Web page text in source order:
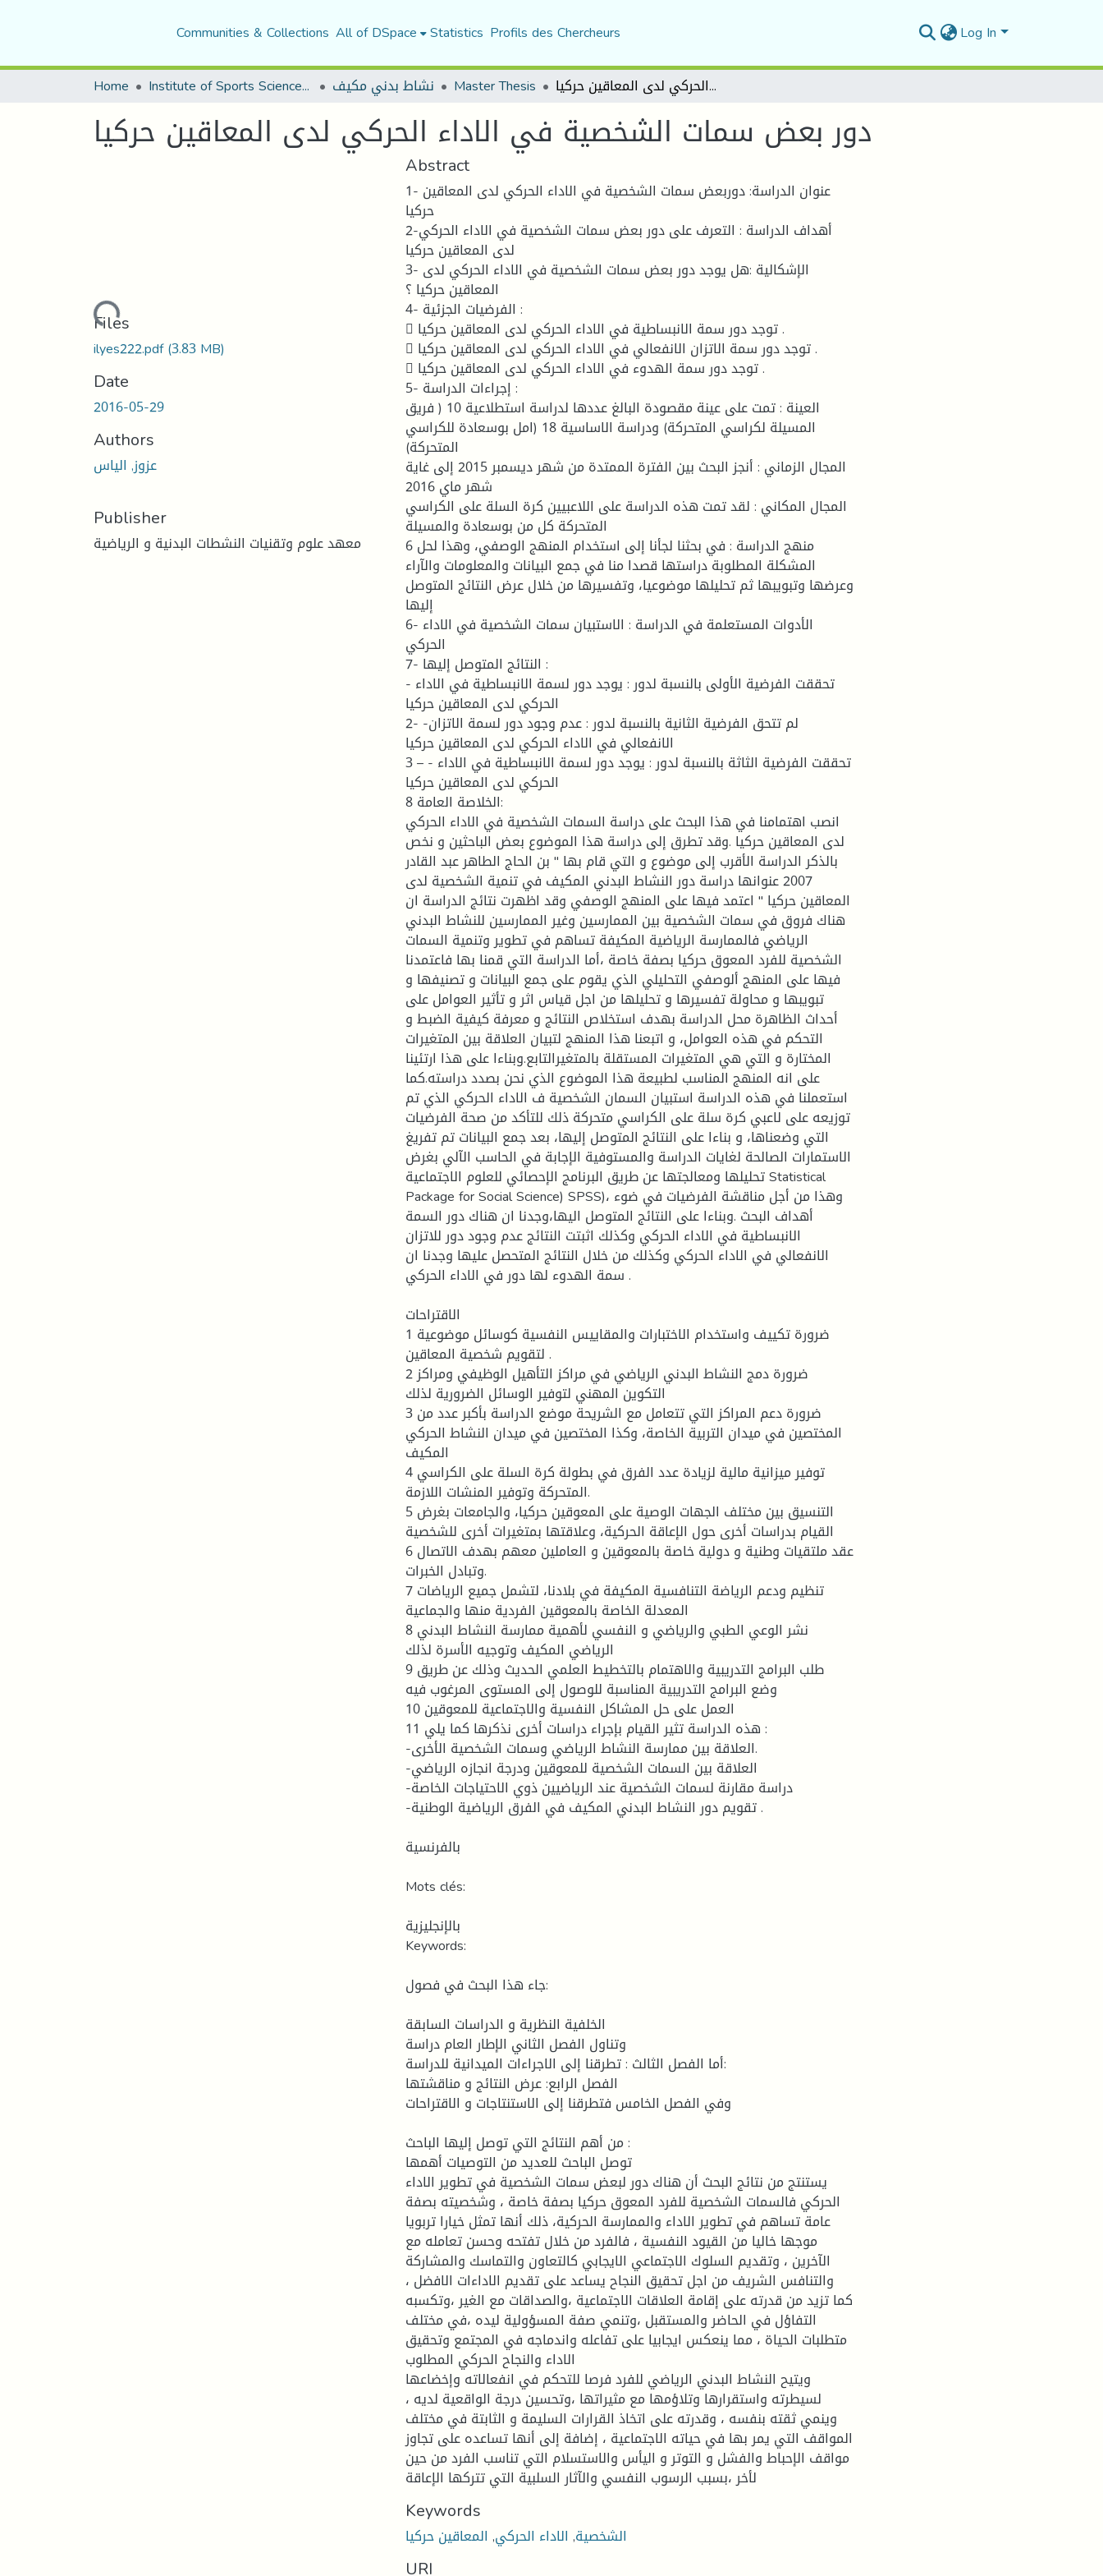
Communities & Collections All of DSpace Statistics Profils des Chercheurs Log In
Home Institute of Sports Sciences and Techniques نشاط بدني مكيف Master Thesis دور بعض سمات الشخصية في الاداء الحركي لدى المعاقين حركيا
دور بعض سمات الشخصية في الاداء الحركي لدى المعاقين حركيا
Loading...
Files
ilyes222.pdf(3.83 MB)
Date
2016-05-29
Authors
عزوز, الياس
Publisher
معهد علوم وتقنيات النشطات البدنية و الرياضية
Abstract
1- عنوان الدراسة: دوربعض سمات الشخصية في الاداء الحركي لدى المعاقين
حركيا
2-أهداف الدراسة : التعرف على دور بعض سمات الشخصية في الاداء الحركي
لدى المعاقين حركيا
3- الإشكالية :هل يوجد دور بعض سمات الشخصية في الاداء الحركي لدى
المعاقين حركيا ؟
4- الفرضيات الجزئية :
 توجد دور سمة الانبساطية في الاداء الحركي لدى المعاقين حركيا .
 توجد دور سمة الاتزان الانفعالي في الاداء الحركي لدى المعاقين حركيا .
 توجد دور سمة الهدوء في الاداء الحركي لدى المعاقين حركيا .
5- إجراءات الدراسة :
العينة : تمت على عينة مقصودة البالغ عددها لدراسة استطلاعية 10 ( فريق
المسيلة لكراسي المتحركة) ودراسة الاساسية 18 (امل بوسعادة للكراسي
المتحركة)
المجال الزماني : أنجز البحث بين الفترة الممتدة من شهر ديسمبر 2015 إلى غاية
شهر ماي 2016
المجال المكاني : لقد تمت هذه الدراسة على اللاعبيين كرة السلة على الكراسي
المتحركة كل من بوسعادة والمسيلة
6 منهج الدراسة : في بحثنا لجأنا إلى استخدام المنهج الوصفي، وهذا لحل
المشكلة المطلوبة دراستها قصدا منا في جمع البيانات والمعلومات والآراء
وعرضها وتبويبها ثم تحليلها موضوعيا، وتفسيرها من خلال عرض النتائج المتوصل
إليها
6- الأدوات المستعلمة في الدراسة : الاستبيان سمات الشخصية في الاداء
الحركي
7- النتائج المتوصل إليها :
- تحققت الفرضية الأولى بالنسبة لدور : يوجد دور لسمة الانبساطية في الاداء
الحركي لدى المعاقين حركيا
2- -لم تتحق الفرضية الثانية بالنسبة لدور : عدم وجود دور لسمة الاتزان
الانفعالي في الاداء الحركي لدى المعاقين حركيا
3 – - تحققت الفرضية الثاثة بالنسبة لدور : يوجد دور لسمة الانبساطية في الاداء
الحركي لدى المعاقين حركيا
8 الخلاصة العامة:
انصب اهتمامنا في هذا البحث على دراسة السمات الشخصية في الاداء الحركي
لدى المعاقين حركيا .وقد تطرق إلى دراسة هذا الموضوع بعض الباحثین و نخص
بالذكر الدراسة الأقرب إلى موضوع و التي قام بها " بن الحاج الطاهر عبد القادر
2007 عنوانها دراسة دور النشاط البدني المكيف في تنمية الشخصية لدى
المعاقين حركيا " اعتمد فيها على المنهج الوصفي وقد اظهرت نتائج الدراسة ان
هناك فروق في سمات الشخصية بين الممارسين وغير الممارسين للنشاط البدني
الرياضي فالممارسة الرياضية المكيفة تساهم في تطوير وتنمية السمات
الشخصية للفرد المعوق حركيا بصفة خاصة ،أما الدراسة التي قمنا بها فاعتمدنا
فيها على المنهج ألوصفي التحلیلي الذي یقوم على جمع البیانات و تصنیفها و
تبویبها و محاولة تفسیرها و تحلیلها من اجل قیاس اثر و تأثیر العوامل على
أحداث الظاهرة محل الدراسة بهدف استخلاص النتائج و معرفة كیفیة الضبط و
التحكم في هذه العوامل، و اتبعنا هذا المنهج لتبیان العلاقة بین المتغیرات
المختارة و التي هي المتغیرات المستقلة بالمتغیرالتابع.وبناءا على هذا ارتئینا
على انه المنهج المناسب لطبیعة هذا الموضوع الذي نحن بصدد دراسته.كما
استعملنا في هذه الدراسة استبيان السمان الشخصية ف الاداء الحركي الذي تم
توزیعه على لاعبي كرة سلة على الكراسي متحركة ذلك للتأكد من صحة الفرضیات
التي وضعناها، و بناءا على النتائج المتوصل إليها، بعد جمع البيانات تم تفريغ
الاستمارات الصالحة لغايات الدراسة والمستوفية الإجابة في الحاسب الآلي بغرض
تحليلها ومعالجتها عن طريق البرنامج الإحصائي للعلوم الاجتماعية Statistical
Package for Social Science) SPSS)، وهذا من أجل مناقشة الفرضيات في ضوء
أهداف البحث .وبناءا على النتائج المتوصل اليها،وجدنا ان هناك دور السمة
الانبساطية في الاداء الحركي وكذلك اثبتت النتائج عدم وجود دور للاتزان
الانفعالي في الاداء الحركي وكذلك من خلال النتائج المتحصل عليها وجدنا ان
سمة الهدوء لها دور في الاداء الحركي .
الاقتراحات
1 ضرورة تكييف واستخدام الاختبارات والمقاييس النفسية كوسائل موضوعية
لتقويم شخصية المعاقين .
2 ضرورة دمج النشاط البدني الرياضي في مراكز التأهيل الوظيفي ومراكز
التكوين المهني لتوفير الوسائل الضرورية لذلك
3 ضرورة دعم المراكز التي تتعامل مع الشريحة موضع الدراسة بأكبر عدد من
المختصين في ميدان التربية الخاصة، وكذا المختصين في ميدان النشاط الحركي
المكيف
4 توفير ميزانية مالية لزيادة عدد الفرق في بطولة كرة السلة على الكراسي
المتحركة وتوفير المنشات اللازمة.
5 التنسيق بين مختلف الجهات الوصية على المعوقين حركيا، والجامعات بغرض
القيام بدراسات أخرى حول الإعاقة الحركية، وعلاقتها بمتغيرات أخرى للشخصية
6 عقد ملتقيات وطنية و دولية خاصة بالمعوقين و العاملين معهم بهدف الاتصال
وتبادل الخبرات.
7 تنظيم ودعم الرياضة التنافسية المكيفة في بلادنا، لتشمل جميع الرياضات
المعدلة الخاصة بالمعوقين الفردية منها والجماعية
8 نشر الوعي الطبي والرياضي و النفسي لأهمية ممارسة النشاط البدني
الرياضي المكيف وتوجيه الأسرة لذلك
9 طلب البرامج التدريبية والاهتمام بالتخطيط العلمي الحديث وذلك عن طريق
وضع البرامج التدريبية المناسبة للوصول إلى المستوى المرغوب فيه
10 العمل على حل المشاكل النفسية والاجتماعية للمعوقين
11 هذه الدراسة تثير القيام بإجراء دراسات أخرى نذكرها كما يلي :
-العلاقة بين ممارسة النشاط الرياضي وسمات الشخصية الأخرى.
-العلاقة بين السمات الشخصية للمعوقين ودرجة انجازه الرياضي
-دراسة مقارنة لسمات الشخصية عند الرياضيين ذوي الاحتياجات الخاصة
-تقويم دور النشاط البدني المكيف في الفرق الرياضية الوطنية .
بالفرنسية
Mots clés:
بالإنجليزية
Keywords:
جاء هذا البحث في فصول:
الخلفية النظرية و الدراسات السابقة
وتناول الفصل الثاني الإطار العام دراسة
أما الفصل الثالث : تطرقنا إلى الاجراءات الميدانية للدراسة:
الفصل الرابع: عرض النتائج و مناقشتها
وفي الفصل الخامس فتطرقنا إلى الاستنتاجات و الاقتراحات
من أهم النتائج التي توصل إليها الباحث :
توصل الباحث للعديد من التوصيات أهمها
يستنتج من نتائج البحث أن هناك دور لبعض سمات الشخصية في تطوير الاداء
الحركي فالسمات الشخصية للفرد المعوق حركيا بصفة خاصة ، وشخصيته بصفة
عامة تساهم في تطوير الاداء والممارسة الحركية، ذلك أنها تمثل خيارا تربويا
موجها خاليا من القيود النفسية ، فالفرد من خلال تفتحه وحسن تعامله مع
الآخرين ، وتقديم السلوك الاجتماعي الايجابي كالتعاون والتماسك والمشاركة
والتنافس الشريف من اجل تحقيق النجاح يساعد على تقديم الاداءات الافضل ،
كما تزيد من قدرته على إقامة العلاقات الاجتماعية ،والصداقات مع الغير ،وتكسبه
التفاؤل في الحاضر والمستقبل ،وتنمي صفة المسؤولية ليده ،في مختلف
متطلبات الحياة ، مما ينعكس ايجابيا على تفاعله واندماجه في المجتمع وتحقيق
الاداء والنجاح الحركي المطلوب
ويتيح النشاط البدني الرياضي للفرد فرصا للتحكم في انفعالاته وإخضاعها
لسيطرته واستقرارها وتلاؤمها مع مثيراتها ،وتحسين درجة الواقعية لديه ،
وينمي ثقته بنفسه ، وقدرته على اتخاذ القرارات السليمة و الثابتة في مختلف
المواقف التي يمر بها في حياته الاجتماعية ، إضافة إلى أنها تساعده على تجاوز
مواقف الإحباط والفشل و التوتر و اليأس والاستسلام التي تناسب الفرد من حين
لأخر ،بسبب الرسوب النفسي والآثار السلبية التي تتركها الإعاقة
Keywords
الشخصية, الاداء الحركي, المعاقين حركيا
URI